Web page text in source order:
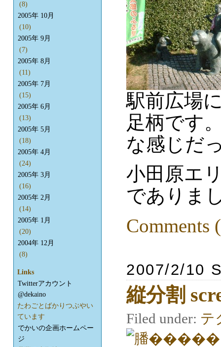
駅前広場
足柄です
な感じだ
小田原エ
でありま
Comments
2007/2/10
縦分割
Filed under: テ
(8)
2005年 10月
(10)
2005年 9月
(7)
2005年 8月
(11)
2005年 7月
(15)
2005年 6月
(13)
2005年 5月
(18)
2005年 4月
(24)
2005年 3月
(16)
2005年 2月
(14)
2005年 1月
(20)
2004年 12月
(8)
Links
Twitterアカウント
@dekaino
たわごとばかりつぶやい
ています
でかいの企画ホームペー
ジ